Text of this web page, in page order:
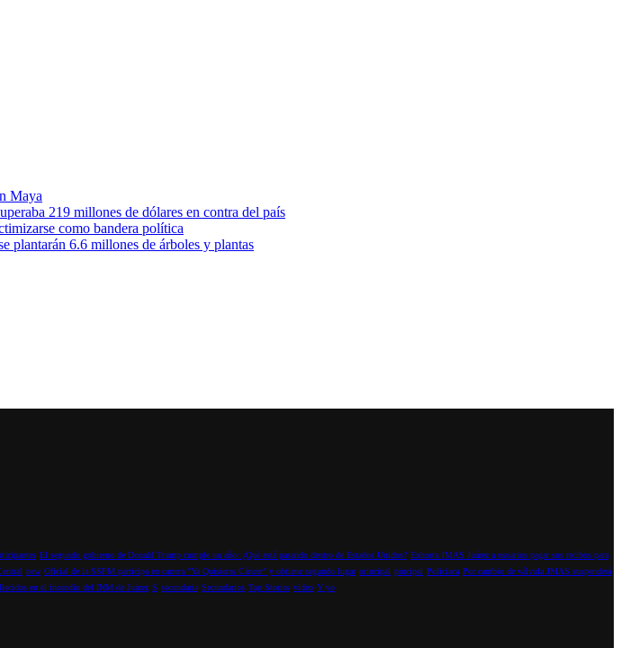
Maya
219 millones de dólares en contra del país
como bandera política
plantarán 6.6 millones de árboles y plantas
El segundo gobierno de Donald Trump cumple un año: ¿Qué está pasando dentro de Estados Unidos? Exhorta JMAS Juárez a usuarios pagar sus recibos para
new Oficial de la SSPM participa en carrera "Ya Quisieras Cáncer" y obtiene segundo lugar orincipal pincipal Policiaca Por cambio de válvula JMAS suspenderá
en el incendio del INM de Juárez S secundaria Secundarios Top Stories video Y yo